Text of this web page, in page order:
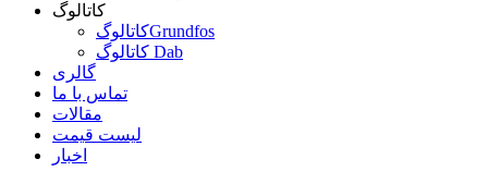
کاتالوگ
کاتالوگGrundfos
کاتالوگ Dab
گالری
تماس با ما
مقالات
لیست قیمت
اخبار